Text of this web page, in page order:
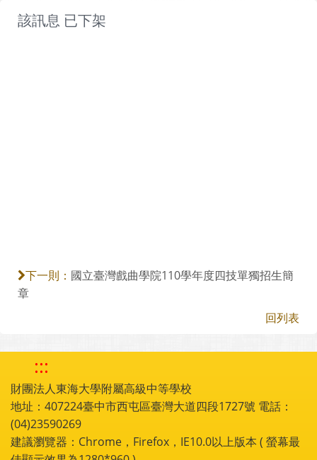
該訊息 已下架
下一則： 國立臺灣戲曲學院110學年度四技單獨招生簡
章
回列表
:::
財團法人東海大學附屬高級中等學校
地址：407224臺中市西屯區臺灣大道四段1727號 電話：
(04)23590269
建議瀏覽器：Chrome，Firefox，IE10.0以上版本 ( 螢幕最